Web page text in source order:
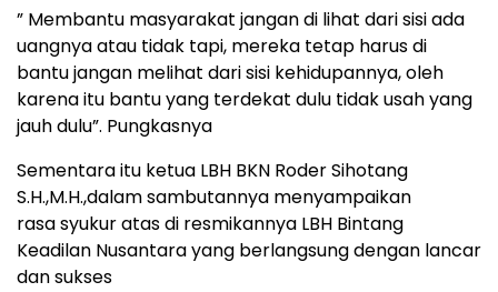
” Membantu masyarakat jangan di lihat dari sisi ada
uangnya atau tidak tapi, mereka tetap harus di
bantu jangan melihat dari sisi kehidupannya, oleh
karena itu bantu yang terdekat dulu tidak usah yang
jauh dulu”. Pungkasnya
Sementara itu ketua LBH BKN Roder Sihotang
S.H.,M.H.,dalam sambutannya menyampaikan
rasa syukur atas di resmikannya LBH Bintang
Keadilan Nusantara yang berlangsung dengan lancar
dan sukses